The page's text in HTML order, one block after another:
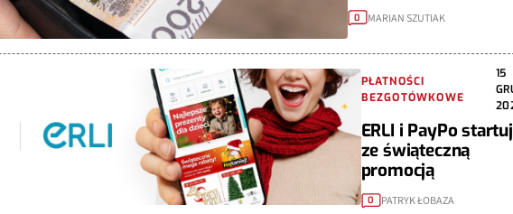
0 MARIAN SZUTIAK
PŁATNOŚCI
BEZGOTÓWKOWE
15
ERLI i PayPo
ze świąteczną
promocją
0 PATRYK ŁOBAZA